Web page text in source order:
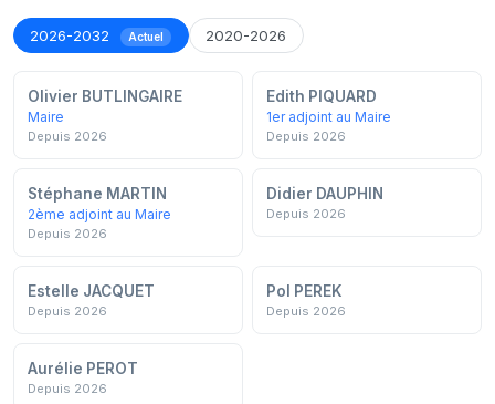
2026-2032 Actuel 2020-2026
Olivier BUTLINGAIRE
Maire
Depuis 2026
Edith PIQUARD
1er adjoint au Maire
Depuis 2026
Stéphane MARTIN
2ème adjoint au Maire
Depuis 2026
Didier DAUPHIN
Depuis 2026
Estelle JACQUET
Depuis 2026
Pol PEREK
Depuis 2026
Aurélie PEROT
Depuis 2026